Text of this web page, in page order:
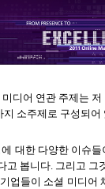
미디어 연관 주제는
지 소주제로 구성되어
대한 다양한 이슈
고 봅니다. 그리고 그
업들이 소셜 미디어